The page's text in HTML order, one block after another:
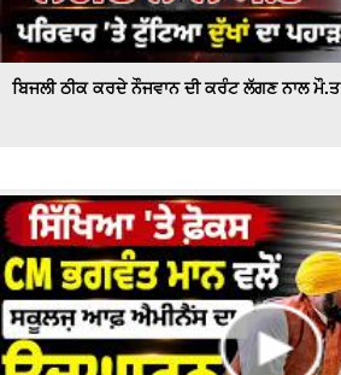
ਬਿਜਲੀ ਠੀਕ ਕਰਦੇ ਨੌਜਵਾਨ ਦੀ ਕਰੰਟ ਲੱਗਣ ਨਾਲ ਮੌ.ਤ